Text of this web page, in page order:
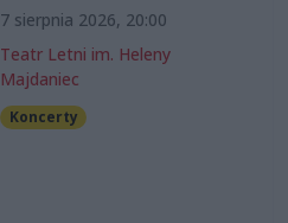
7 sierpnia 2026, 20:00
Teatr Letni im. Heleny
Majdaniec
Koncerty